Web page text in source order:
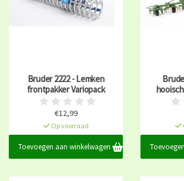
Bruder 2222 - Lemken
frontpakker Variopack
€12,99
Op voorraad
Toevoegen aan winkelwagen